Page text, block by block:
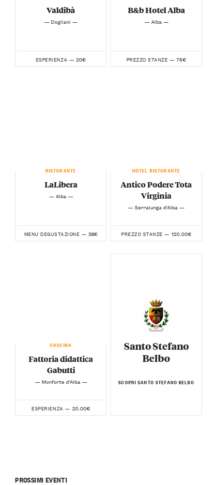
Valdibà
— Dogliani —
ESPERIENZA — 20€
B&b Hotel Alba
— Alba —
PREZZO STANZE — 76€
RISTORANTE
LaLibera
— Alba —
MENU DEGUSTAZIONE — 38€
HOTEL RISTORANTE
Antico Podere Tota
Virginia
— Serralunga d’Alba —
PREZZO STANZE — 120.00€
CASCINA
Fattoria didattica
Gabutti
— Monforte d’Alba —
ESPERIENZA — 20.00€
Santo Stefano
Belbo
SCOPRI SANTO STEFANO BELBO
PROSSIMI EVENTI